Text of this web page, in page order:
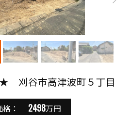
刈谷市高津波町５丁目
： 2498万円